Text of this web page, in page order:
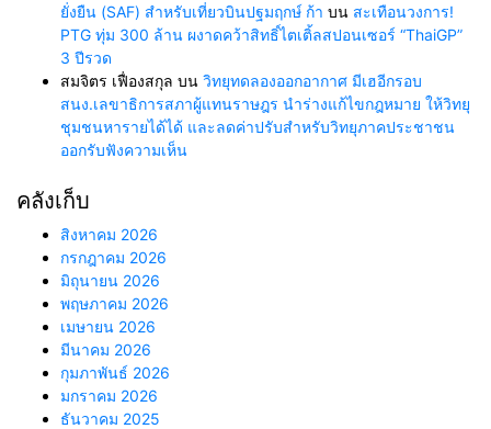
ยั่งยืน (SAF) สำหรับเที่ยวบินปฐมฤกษ์ ก้า บน สะเทือนวงการ!
PTG ทุ่ม 300 ล้าน ผงาดคว้าสิทธิ์ไตเติ้ลสปอนเซอร์ “ThaiGP”
3 ปีรวด
สมจิตร เฟื่องสกุล บน วิทยุทดลองออกอากาศ มีเฮอีกรอบ
สนง.เลขาธิการสภาผู้แทนราษฎร นำร่างแก้ไขกฎหมาย ให้วิทยุ
ชุมชนหารายได้ได้ และลดค่าปรับสำหรับวิทยุภาคประชาชน
ออกรับฟังความเห็น
คลังเก็บ
สิงหาคม 2026
กรกฎาคม 2026
มิถุนายน 2026
พฤษภาคม 2026
เมษายน 2026
มีนาคม 2026
กุมภาพันธ์ 2026
มกราคม 2026
ธันวาคม 2025